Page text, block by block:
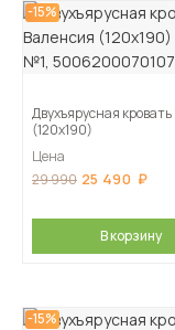
-15%
Двухъярусная
(120х190)
Цена
29 990 25 490
В корзину
-15%